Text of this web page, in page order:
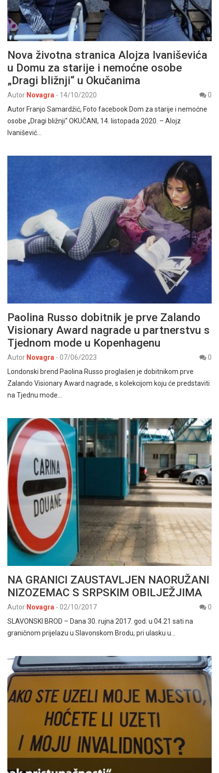
Nova životna stranica Alojza Ivaniševića
u Domu za starije i nemoćne osobe
„Dragi bližnji“ u Okučanima
Autor Novagra - 14/10/2020
0
Autor Franjo Samardžić, Foto facebook Dom za starije i nemoćne
osobe „Dragi bližnji“ OKUČANI, 14. listopada 2020. – Alojz
Ivanišević…
Paolina Russo dobitnik je prve Zalando
Visionary Award nagrade u partnerstvu s
Tjednom mode u Kopenhagenu
Autor Novagra - 07/06/2023
0
Londonski brend Paolina Russo proglašen je dobitnikom prve
Zalando Visionary Award nagrade, s kolekcijom koju će predstaviti
na Tjednu mode…
NA GRANICI ZAUSTAVLJEN NAORUŽANI
NIZOZEMAC S SRPSKIM OBILJEŽJIMA
Autor Novagra - 02/10/2017
0
SLAVONSKI BROD – Dana 30. rujna 2017. god. u 04.21 sati na
graničnom prijelazu u Slavonskom Brodu, pri ulasku u…